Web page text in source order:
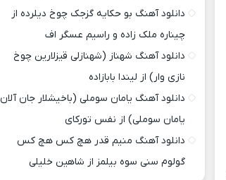
دانلود آهنگ بو حکایه گزجک چوخ دیلرده از
چیناره ملک زاده و راسیم عسگر اف
دانلود آهنگ شهناز (شهنازلی قیزلارین چوخ
نازی وار) از لیندا بابازاده
دانلود آهنگ یامان سوملی (باخیشلار جان آلان
یامان سوملی) از نفس تورکای
دانلود آهنگ منیم قدر هچ کس هچ کس
گولوم سنی سوه بیلمز از شاهین خلیلی